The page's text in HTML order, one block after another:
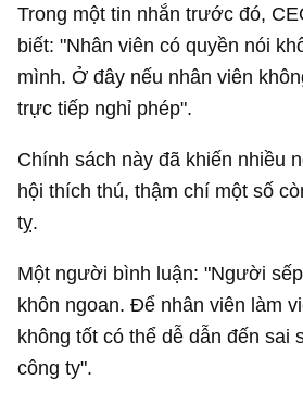
Trong một tin nhắn trước đó,
biết: "Nhân viên có quyền nói
mình. Ở đây nếu nhân viên
trực tiếp nghỉ phép".
Chính sách này đã khiến nhiều
hội thích thú, thậm chí một số
tỵ.
Một người bình luận: "Người
khôn ngoan. Để nhân viên làm
không tốt có thể dễ dẫn đến sai
công ty".